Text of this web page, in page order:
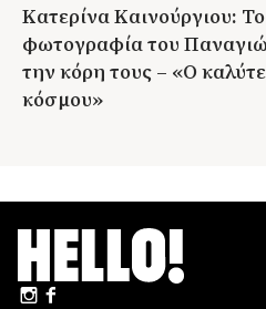
Κατερίνα Καινούργιου:
φωτογραφία του
την κόρη τους – «Ο
κόσμου»